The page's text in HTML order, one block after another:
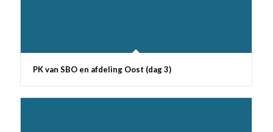
PK van SBO en afdeling Oost (dag 3)